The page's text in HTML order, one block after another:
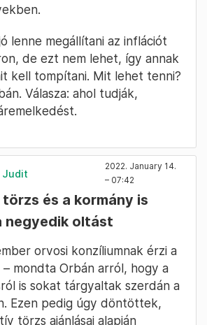
lenne megállítani az inflációt
de ezt nem lehet, így annak
kell tompítani. Mit lehet tenni?
Válasza: ahol tudják,
Judit
2022. January 14.
– 07:42
és a kormány is
negyedik oltást
orvosi konzíliumnak érzi a
– mondta Orbán arról, hogy a
is sokat tárgyaltak szerdán a
Ezen pedig úgy döntöttek,
törzs ajánlásai alapján